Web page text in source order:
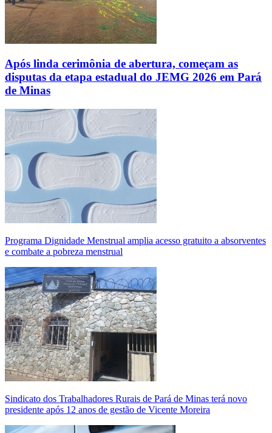
Após linda cerimônia de abertura, começam as
disputas da etapa estadual do JEMG 2026 em Pará
de Minas
Programa Dignidade Menstrual amplia acesso gratuito a absorventes
e combate a pobreza menstrual
Sindicato dos Trabalhadores Rurais de Pará de Minas terá novo
presidente após 12 anos de gestão de Vicente Moreira